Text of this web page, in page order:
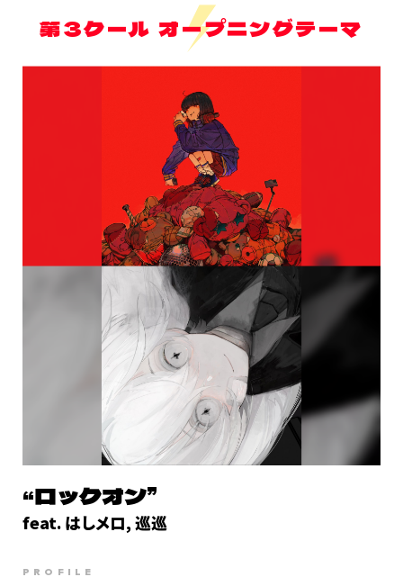
第3クール オープニングテーマ
“ロックオン”
feat. はしメロ, 巡巡
PROFILE